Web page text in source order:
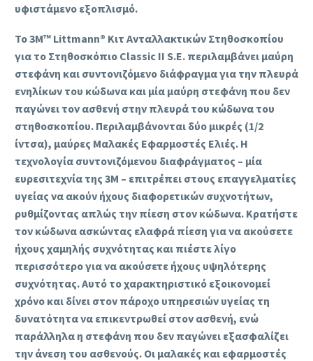
υφιστάμενο εξοπλισμό.
Το 3M™ Littmann® Κιτ Ανταλλακτικών Στηθοσκοπίου
για το Στηθοσκόπιο Classic II S.E. περιλαμβάνει μαύρη
στεφάνη και συντονιζόμενο διάφραγμα για την πλευρά
ενηλίκων του κώδωνα και μία μαύρη στεφάνη που δεν
παγώνει τον ασθενή στην πλευρά του κώδωνα του
στηθοσκοπίου. Περιλαμβάνονται δύο μικρές (1/2
ίντσα), μαύρες Μαλακές Εφαρμοστές Ελιές. Η
τεχνολογία συντονιζόμενου διαφράγματος – μία
ευρεσιτεχνία της 3M – επιτρέπει στους επαγγελματίες
υγείας να ακούν ήχους διαφορετικών συχνοτήτων,
ρυθμίζοντας απλώς την πίεση στον κώδωνα. Κρατήστε
τον κώδωνα ασκώντας ελαφρά πίεση για να ακούσετε
ήχους χαμηλής συχνότητας και πιέστε λίγο
περισσότερο για να ακούσετε ήχους υψηλότερης
συχνότητας. Αυτό το χαρακτηριστικό εξοικονομεί
χρόνο και δίνει στον πάροχο υπηρεσιών υγείας τη
δυνατότητα να επικεντρωθεί στον ασθενή, ενώ
παράλληλα η στεφάνη που δεν παγώνει εξασφαλίζει
την άνεση του ασθενούς. Οι μαλακές και εφαρμοστές